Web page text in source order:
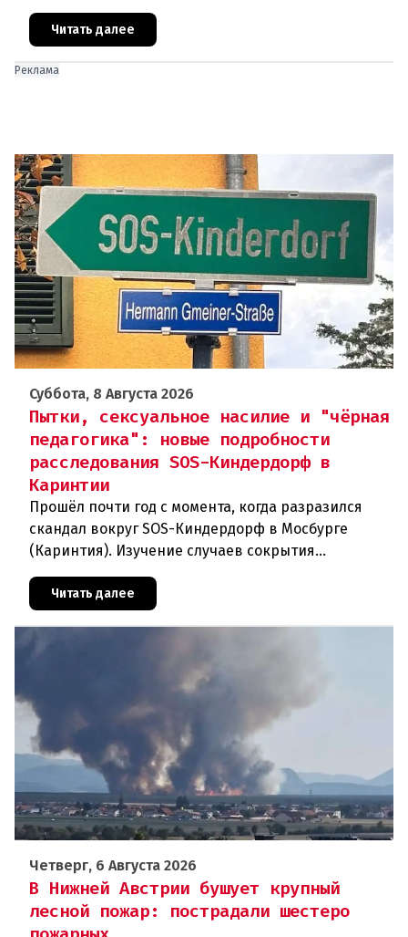
отправляют на дополнительную пров
Читать далее
Реклама
Суббота, 8 Августа 2026
Пытки, сексуальное насилие и "чёрная
педагогика": новые подробности
расследования SOS-Киндердорф в
Каринтии
Прошёл почти год с момента, когда разразился
скандал вокруг SOS-Киндердорф в Мосбурге
(Каринтия). Изучение случаев сокрытия
масштабное расследование, которое продо
Читать далее
Четверг, 6 Августа 2026
В Нижней Австрии бушует крупный
лесной пожар: пострадали шестеро